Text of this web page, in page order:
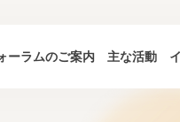
ーラムのご案内 主な活動